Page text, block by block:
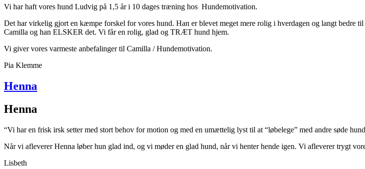
Vi har haft vores hund Ludvig på 1,5 år i 10 dages træning hos Hundemotivation.
Det har virkelig gjort en kæmpe forskel for vores hund. Han er blevet meget mere rolig i hverdagen og langt bedre
Camilla og han ELSKER det. Vi får en rolig, glad og TRÆT hund hjem.
Vi giver vores varmeste anbefalinger til Camilla / Hundemotivation.
Pia Klemme
Henna
Henna
“Vi har en frisk irsk setter med stort behov for motion og med en umættelig lyst til at “løbelege” med andre søde
Når vi afleverer Henna løber hun glad ind, og vi møder en glad hund, når vi henter hende igen. Vi afleverer trygt
Lisbeth